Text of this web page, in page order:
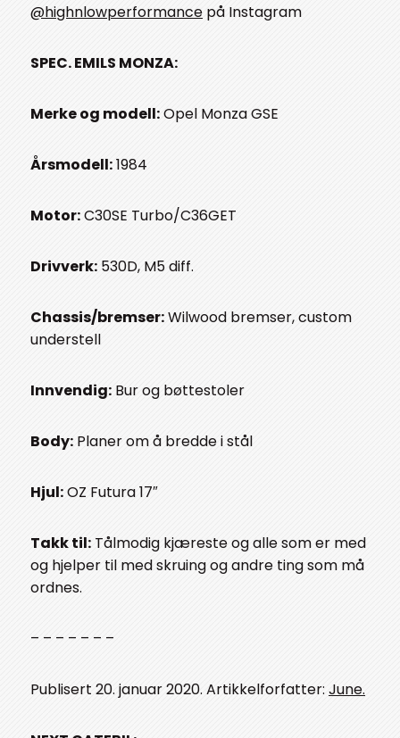
@highnlowperformance på Instagram
SPEC. EMILS MONZA:
Merke og modell:Opel Monza GSE
Årsmodell:1984
Motor:C30SE Turbo/C36GET
Drivverk: 530D, M5 diff.
Chassis/bremser:Wilwood bremser, custom
understell
Innvendig: Bur og bøttestoler
Body: Planer om å bredde i stål
Hjul:OZ Futura 17″
Takk til: Tålmodig kjæreste og alle som er med
og hjelper til med skruing og andre ting som må
ordnes.
– – – – – – –
Publisert 20. januar 2020. Artikkelforfatter: June.